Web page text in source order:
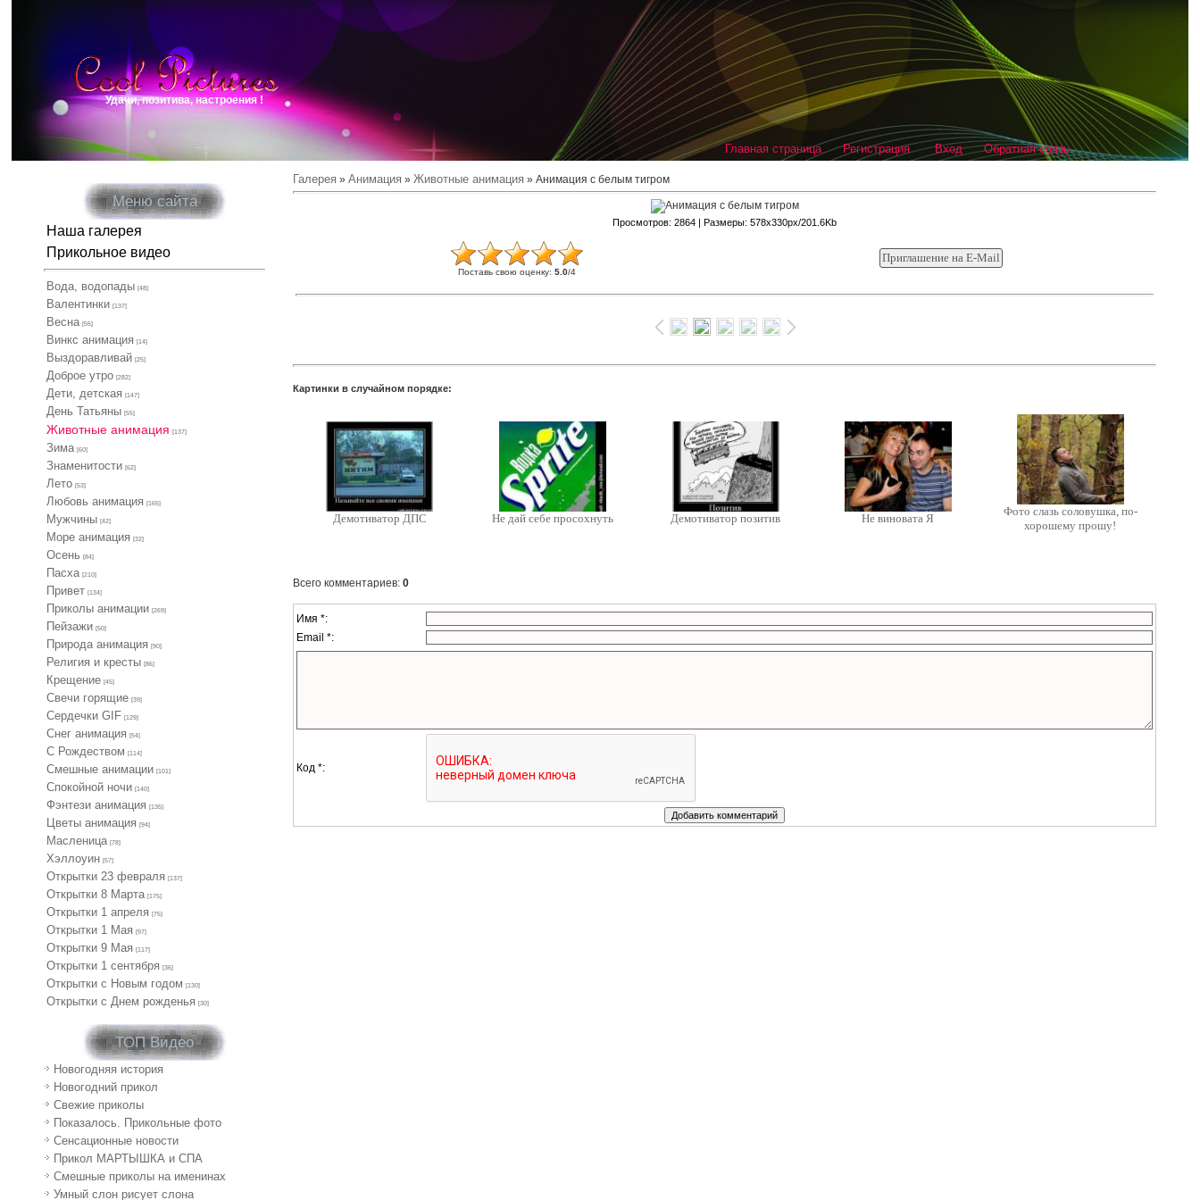
Удачи, позитива, настроения !
Главная страница Регистрация Вход Обратная связь
Меню сайта
Наша галерея
Прикольное видео
Вода, водопады [48]
Валентинки [137]
Весна [55]
Винкс анимация [14]
Выздоравливай [25]
Доброе утро [282]
Дети, детская [147]
День Татьяны [55]
Животные анимация [137]
Зима [60]
Знаменитости [62]
Лето [53]
Любовь анимация [165]
Мужчины [42]
Море анимация [32]
Осень [84]
Пасха [210]
Привет [134]
Приколы анимации [269]
Пейзажи [50]
Природа анимация [90]
Религия и кресты [86]
Крещение [45]
Свечи горящие [39]
Сердечки GIF [129]
Снег анимация [54]
С Рождеством [114]
Смешные анимации [101]
Спокойной ночи [140]
Фэнтези анимация [135]
Цветы анимация [94]
Масленица [78]
Хэллоуин [57]
Открытки 23 февраля [137]
Открытки 8 Марта [175]
Открытки 1 апреля [75]
Открытки 1 Мая [97]
Открытки 9 Мая [117]
Открытки 1 сентября [36]
Открытки с Новым годом [130]
Открытки с Днем рожденья [30]
ТОП Видео
Новогодняя история
Новогодний прикол
Свежие приколы
Показалось. Прикольные фото
Сенсационные новости
Прикол МАРТЫШКА и СПА
Смешные приколы на именинах
Умный слон рисует слона
Галерея »Анимация »Животные анимация » Анимация с белым тигром
Просмотров: 2864 |Размеры: 578x330px/201.6Kb
Поставь свою оценку:5.0/4
Картинки в случайном порядке:
Демотиватор ДПС Не дай себе просохнуть Демотиватор позитив Не виновата Я
Фото слазь соловушка, по-
хорошему прошу!
Всего комментариев:0
Имя *:
Email *:
Код *: